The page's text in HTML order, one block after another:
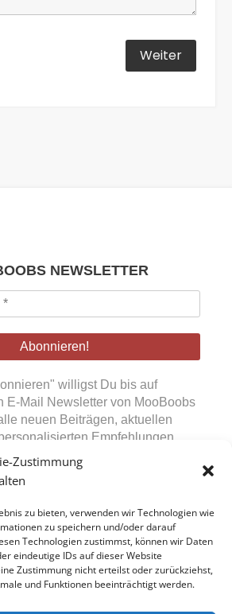
Zustimmung
zu bieten, verwenden wir Technologien wie
zu speichern und/oder darauf
Technologien zustimmst, können wir Daten
eindeutige IDs auf dieser Website
Zustimmung nicht erteilst oder zurückziehst,
und Funktionen beeinträchtigt werden.
NEWSLETTER
willigst Du bis auf
E-Mail Newsletter von MooBoobs
neuen Beiträgen, aktuellen
Empfehlungen.
kann jederzeit über den in den
Abmeldelink widerrufen
des Formulars bestätigst
sowie die
zur Kenntnis genommen zu